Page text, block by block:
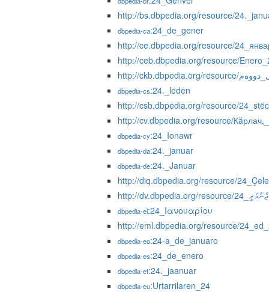
http://bs.dbpedia.org/resource/
dbpedia-ca:24_de_gener
http://ce.dbpedia.org/resource/
http://ceb.dbpedia.org/resource/
dbpedia-cs:24._leden
http://csb.dbpedia.org/resource/
http://cv.dbpedia.org/resource/
dbpedia-cy:24_Ionawr
dbpedia-da:24._januar
dbpedia-de:24._Januar
http://diq.dbpedia.org/resource/24_Çele
http://dv.dbpedia.org/resource/ޖެނުއަރީ_24
dbpedia-el:24_Ιανουαρίου
http://eml.dbpedia.org/resource/
dbpedia-eo:24-a_de_januaro
dbpedia-es:24_de_enero
dbpedia-et:24._jaanuar
dbpedia-eu:Urtarrilaren_24